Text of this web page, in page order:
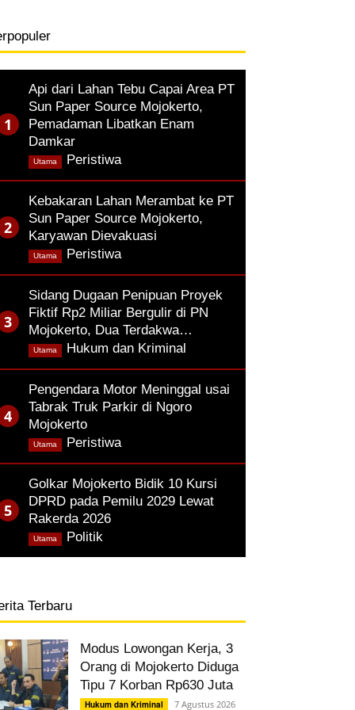
Api dari Lahan Tebu Capai Area PT
Sun Paper Source Mojokerto,
Pemadaman Libatkan Enam
Damkar
Peristiwa
Utama
Kebakaran Lahan Merambat ke PT
Sun Paper Source Mojokerto,
Karyawan Dievakuasi
Peristiwa
Utama
Sidang Dugaan Penipuan Proyek
Fiktif Rp2 Miliar Bergulir di PN
Mojokerto, Dua Terdakwa…
Hukum dan Kriminal
Utama
Pengendara Motor Meninggal usai
Tabrak Truk Parkir di Ngoro
Mojokerto
Peristiwa
Utama
Golkar Mojokerto Bidik 10 Kursi
DPRD pada Pemilu 2029 Lewat
Rakerda 2026
Politik
Utama
Terbaru
Modus Lowongan Kerja, 3
Orang di Mojokerto Diduga
Tipu 7 Korban Rp630 Juta
Hukum dan Kriminal 7 Agustus 2026